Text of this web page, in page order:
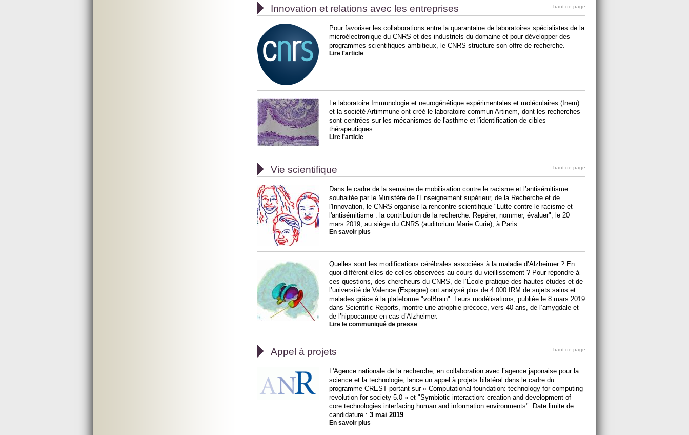
 Innovation et relations avec les entreprises haut de page
Pour favoriser les collaborations entre la quarantaine de laboratoires spécialistes de la
microélectronique du CNRS et des industriels du domaine et pour développer des
programmes scientifiques ambitieux, le CNRS structure son offre de recherche.
Lire l'article
Le laboratoire Immunologie et neurogénétique expérimentales et moléculaires (Inem)
et la société Artimmune ont créé le laboratoire commun Artinem, dont les recherches
sont centrées sur les mécanismes de l'asthme et l'identification de cibles
thérapeutiques.
Lire l'article
 Vie scientifique haut de page
Dans le cadre de la semaine de mobilisation contre le racisme et l’antisémitisme
souhaitée par le Ministère de l'Enseignement supérieur, de la Recherche et de
l'Innovation, le CNRS organise la rencontre scientifique "Lutte contre le racisme et
l'antisémitisme : la contribution de la recherche. Repérer, nommer, évaluer", le 20
mars 2019, au siège du CNRS (auditorium Marie Curie), à Paris.
En savoir plus
Quelles sont les modifications cérébrales associées à la maladie d’Alzheimer ? En
quoi diffèrent-elles de celles observées au cours du vieillissement ? Pour répondre à
ces questions, des chercheurs du CNRS, de l’École pratique des hautes études et de
l’université de Valence (Espagne) ont analysé plus de 4 000 IRM de sujets sains et
malades grâce à la plateforme "volBrain". Leurs modélisations, publiée le 8 mars 2019
dans Scientific Reports, montre une atrophie précoce, vers 40 ans, de l’amygdale et
de l’hippocampe en cas d’Alzheimer.
Lire le communiqué de presse
 Appel à projets haut de page
L'Agence nationale de la recherche, en collaboration avec l’agence japonaise pour la
science et la technologie, lance un appel à projets bilatéral dans le cadre du
programme CREST portant sur « Computational foundation: technology for computing
revolution for society 5.0 » et "Symbiotic interaction: creation and development of
core technologies interfacing human and information environments". Date limite de
candidature : 3 mai 2019.
En savoir plus